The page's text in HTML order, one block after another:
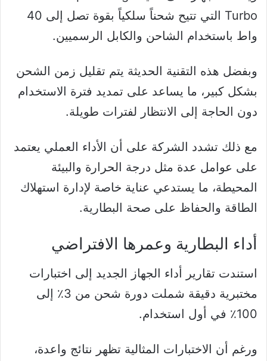
Turbo التي تتيح شحناً سلكياً بقوة تصل إلى 40
واط باستخدام الشاحن والكابل الرسميين.
وبفضل هذه التقنية الحديثة يتم تقليل زمن الشحن
بشكل كبير، ما يساعد على تمديد فترة الاستخدام
دون الحاجة إلى الانتظار لفترات طويلة.
مع ذلك تشدد الشركة على أن الأداء العملي يعتمد
على عوامل عدة مثل درجة الحرارة والبيئة
المحيطة، ما يستدعي عناية خاصة لإدارة استهلاك
الطاقة والحفاظ على صحة البطارية.
أداء البطارية وعمرها الافتراضي
استندت تقارير أداء الجهاز الجديد إلى اختبارات
مختبرية دقيقة شملت دورة شحن من 3٪ إلى
100٪ في أول استخدام.
ورغم أن الاختبارات المثالية تظهر نتائج واعدة،